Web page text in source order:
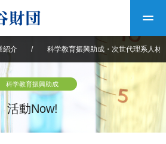
財団について
紹介 / 科学教育振興助成・次世代理系人材
科学教育振興助成
活動Now!